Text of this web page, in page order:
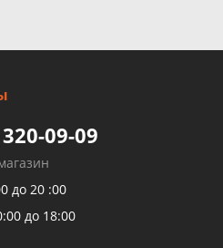
09-09
до 20 :00
до 18:00